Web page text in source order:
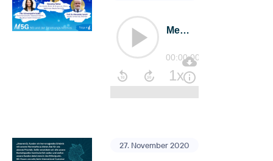
27. November 2020